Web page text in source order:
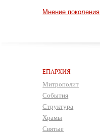
Мнение поколения
ЕПАРХИЯ
Митрополит
События
Структура
Храмы
Святые